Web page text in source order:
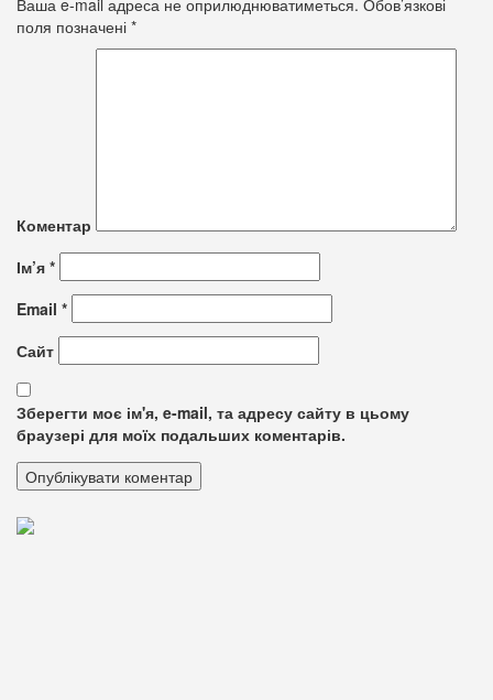
поля позначені *
Коментар
Ім’я *
Email *
Сайт
Зберегти моє ім'я, e-mail, та адресу сайту в цьому
браузері для моїх подальших коментарів.